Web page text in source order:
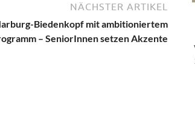
NÄCHSTER ARTIKEL
Biedenkopf mit ambitioniertem
– SeniorInnen setzen Akzente